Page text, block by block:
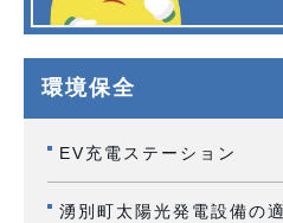
環境保全
EV充電ステーション
湧別町太陽光発電設備の